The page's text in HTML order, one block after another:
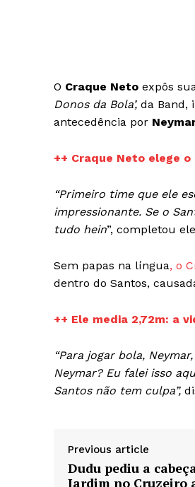
O Craque Neto expôs
Donos da Bola’, da Band,
antecedência por
++ Craque Neto elege
“Primeiro time que ele
impressionante. Se o
tudo hein”, completou
Sem papas na língua, o
dentro do Santos,
++ Ele media 2,72m: a
“Para jogar bola,
Neymar? Eu falei isso
Santos não tem culpa”,
Previous article
Dudu pediu a
Jardim no Cruzeiro